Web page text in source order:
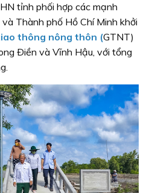
tỉnh phối hợp các mạnh
Thành phố Hồ Chí Minh khởi
thông nông thôn (GTNT)
Ðiền và Vĩnh Hậu, với tổng